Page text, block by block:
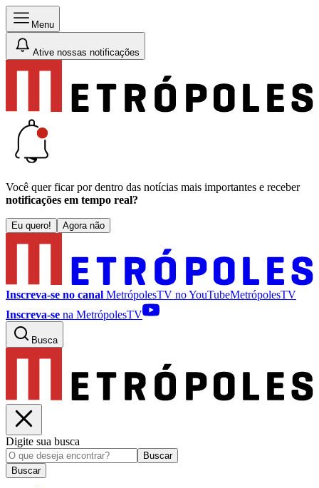
Menu
Ative nossas notificações
Você quer ficar por dentro das notícias mais importantes e receber
notificações em tempo real?
Eu quero! Agora não
Inscreva-se no canal MetrópolesTV noYouTubeMetrópolesTV
Inscreva-se na MetrópolesTV
Busca
Digite sua busca
Buscar
Buscar